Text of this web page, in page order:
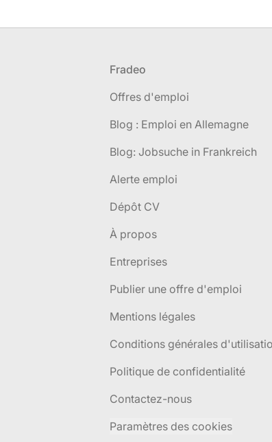
Fradeo
Offres d'emploi
Blog : Emploi en Allemagne
Blog: Jobsuche in Frankreich
Alerte emploi
Dépôt CV
À propos
Entreprises
Publier une offre d'emploi
Mentions légales
Conditions générales
Politique de confidentialité
Contactez-nous
Paramètres des cookies